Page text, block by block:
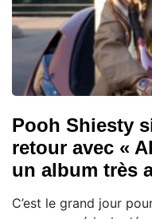
Pooh Shiesty
retour avec «
un album très
C’est le grand jour